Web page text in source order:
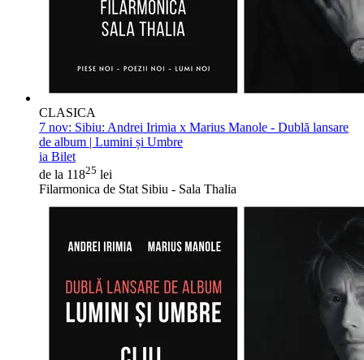
CLASICA
7 nov: Sibiu: Andrei Irimia x Marius Manole - Dublă lansare
de album | Lumini și Umbre
ia Bilet
de la 11825 lei
Filarmonica de Stat Sibiu - Sala Thalia